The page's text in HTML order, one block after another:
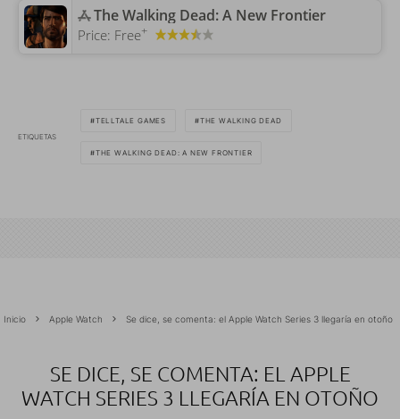
‎The Walking Dead: A New Frontier
Price: Free+
ETIQUETAS
TELLTALE GAMES THE WALKING DEAD
THE WALKING DEAD: A NEW FRONTIER
Inicio Apple Watch Se dice, se comenta: el Apple Watch Series 3 llegaría en otoño
SE DICE, SE COMENTA: EL APPLE
WATCH SERIES 3 LLEGARÍA EN OTOÑO